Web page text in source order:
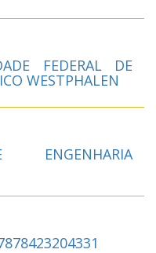
FEDERAL DE
WESTPHALEN
ENGENHARIA